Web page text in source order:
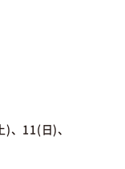
、11(日)、